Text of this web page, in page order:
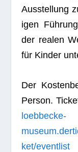
Aus­stel­lung
i­gen
der rea­len
für Kin­der
Der
Per­son.
loebbecke-
ket/eventlist